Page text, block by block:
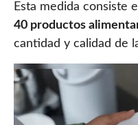
Esta medida consiste
40 productos
cantidad y calidad de